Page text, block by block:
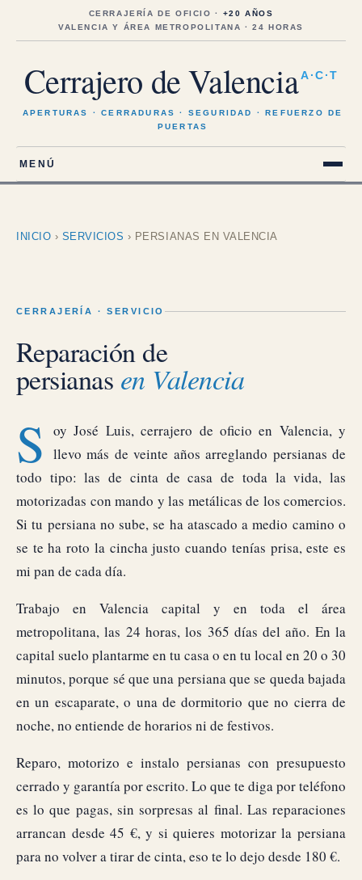
CERRAJERÍA DE OFICIO · +20 AÑOS
VALENCIA Y ÁREA METROPOLITANA · 24 HORAS
Cerrajero de Valencia A·C·T
APERTURAS · CERRADURAS · SEGURIDAD · REFUERZO DE
PUERTAS
MENÚ
INICIO › SERVICIOS › PERSIANAS EN VALENCIA
CERRAJERÍA · SERVICIO
Reparación de
persianas en Valencia
S
oy José Luis, cerrajero de oficio en Valencia, y
llevo más de veinte años arreglando persianas de
todo tipo: las de cinta de casa de toda la vida, las
motorizadas con mando y las metálicas de los comercios.
Si tu persiana no sube, se ha atascado a medio camino o
se te ha roto la cincha justo cuando tenías prisa, este es
mi pan de cada día.
Trabajo en Valencia capital y en toda el área
metropolitana, las 24 horas, los 365 días del año. En la
capital suelo plantarme en tu casa o en tu local en 20 o 30
minutos, porque sé que una persiana que se queda bajada
en un escaparate, o una de dormitorio que no cierra de
noche, no entiende de horarios ni de festivos.
Reparo, motorizo e instalo persianas con presupuesto
cerrado y garantía por escrito. Lo que te diga por teléfono
es lo que pagas, sin sorpresas al final. Las reparaciones
arrancan desde 45 €, y si quieres motorizar la persiana
para no volver a tirar de cinta, eso te lo dejo desde 180 €.